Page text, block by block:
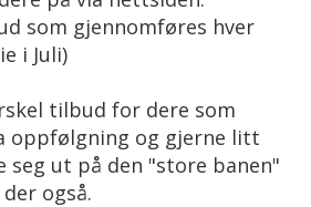
som gjennomføres hver
i Juli)
tilbud for dere som
oppfølgning og gjerne litt
seg ut på den "store banen"
også.